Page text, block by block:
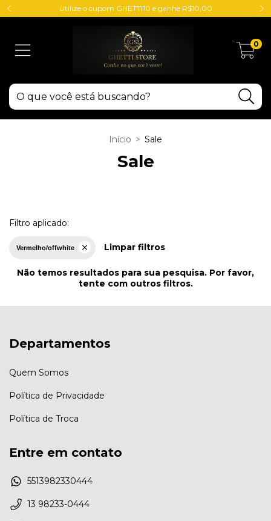
Utilize o cupom GHETTI10 e ganhe R$10,00
0
Início > Sale
Sale
Filtro aplicado:
Vermelho/offwhite Limpar filtros
Não temos resultados para sua pesquisa. Por favor,
tente com outros filtros.
Departamentos
Quem Somos
Política de Privacidade
Política de Troca
Entre em contato
5513982330444
13 98233-0444